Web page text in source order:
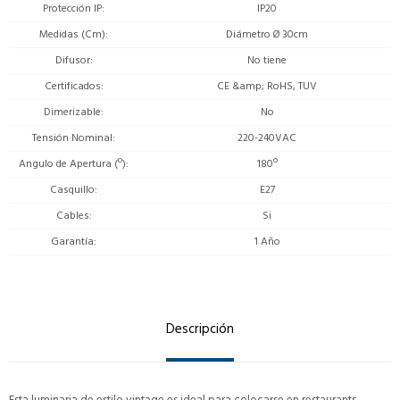
Protección IP
IP20
Medidas (Cm)
Diámetro Ø 30cm
Difusor
No tiene
Certificados
CE &amp; RoHS, TUV
Dimerizable
No
Tensión Nominal
220-240VAC
Angulo de Apertura (º)
180º
Casquillo
E27
Cables
Si
Garantía
1 Año
Descripción